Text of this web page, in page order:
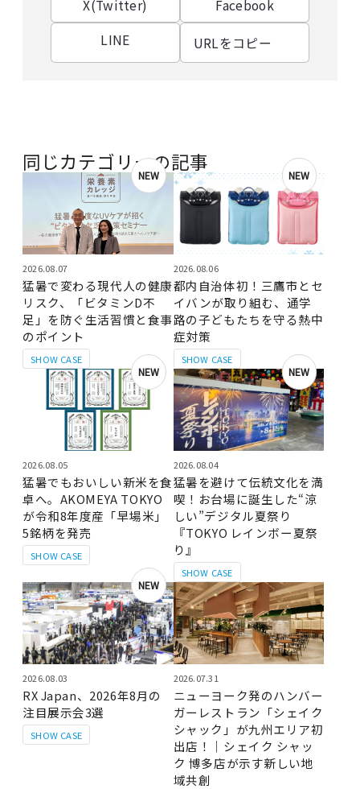
X(Twitter)
Facebook
LINE
URLをコピー
同じカテゴリーの記事
NEW
SHOW CASE
2026.08.07
猛暑で変わる現代人の健康
リスク、「ビタミンD不
足」を防ぐ生活習慣と食事
のポイント
NEW
SHOW CASE
2026.08.06
都内自治体初！三鷹市とセ
イバンが取り組む、通学
路の子どもたちを守る熱中
症対策
NEW
SHOW CASE
2026.08.05
猛暑でもおいしい新米を食
卓へ。AKOMEYA TOKYO
が令和8年度産「早場米」
5銘柄を発売
NEW
SHOW CASE
2026.08.04
猛暑を避けて伝統文化を満
喫！お台場に誕生した“涼
しい”デジタル夏祭り
『TOKYO レインボー夏祭
り』
NEW
SHOW CASE
2026.08.03
RX Japan、2026年8月の
注目展示会3選
2026.07.31
ニューヨーク発のハンバー
ガーレストラン「シェイク
シャック」が九州エリア初
出店！｜シェイク シャッ
ク 博多店が示す新しい地
域共創